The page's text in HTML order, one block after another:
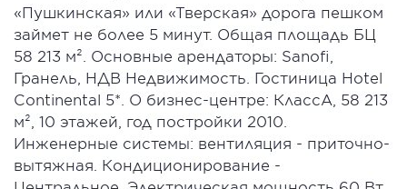
«Пушкинская» или «Тверская» дорога пешком
займет не более 5 минут. Общая площадь БЦ
58 213 м². Основные арендаторы: Sanofi,
Гранель, НДВ Недвижимость. Гостиница Hotel
Continental 5*. О бизнес-центре: КлассА, 58 213
м², 10 этажей, год постройки 2010.
Инженерные системы: вентиляция - приточно-
вытяжная. Кондиционирование -